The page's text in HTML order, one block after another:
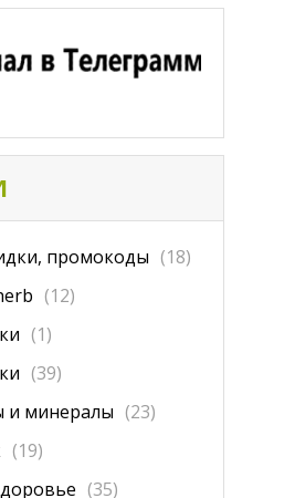
промокоды (18)
(12)
(1)
(39)
и минералы (23)
(19)
(35)